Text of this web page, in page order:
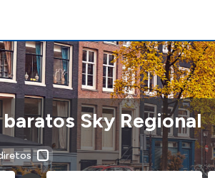
Sky Regional